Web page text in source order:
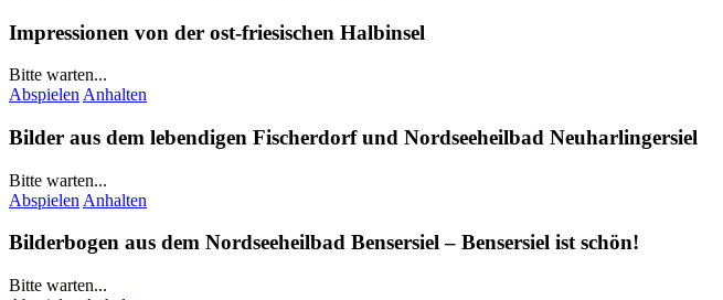
Impressionen von der ost-friesischen Halbinsel
Bitte warten...
Abspielen Anhalten
Bilder aus dem lebendigen Fischerdorf und Nordseeheilbad Neuharlingersiel
Bitte warten...
Abspielen Anhalten
Bilderbogen aus dem Nordseeheilbad Bensersiel– Bensersiel ist schön!
Bitte warten...